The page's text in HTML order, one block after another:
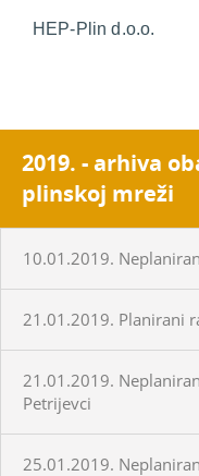
HEP-Plin d.o.o.
2019. - arhiva
plinskoj mreži
10.01.2019.
21.01.2019. Planirani
21.01.2019.
Petrijevci
25.01.2019.